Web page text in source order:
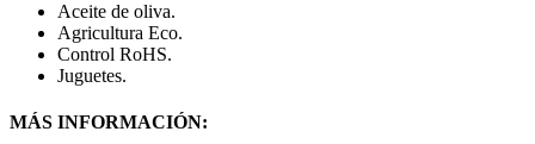
Aceite de oliva.
Agricultura Eco.
Control RoHS.
Juguetes.
MÁS INFORMACIÓN: